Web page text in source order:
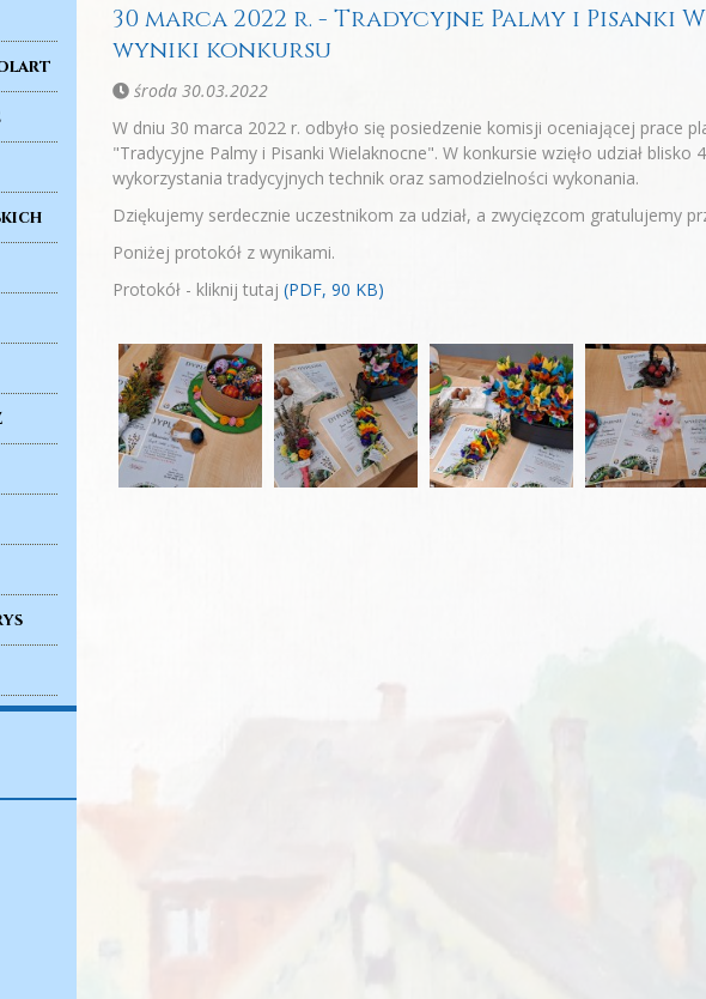
30 marca 2022 r. - Tradycyjne Palmy i Pisanki
wyniki konkursu
środa 30.03.2022
W dniu 30 marca 2022 r. odbyło się posiedzenie komisji oceniającej prace
"Tradycyjne Palmy i Pisanki Wielaknocne". W konkursie wzięło udział
wykorzystania tradycyjnych technik oraz samodzielności wykonania.
Dziękujemy serdecznie uczestnikom za udział, a zwycięzcom gratulujemy
Poniżej protokół z wynikami.
Protokół - kliknij tutaj (PDF, 90 KB)